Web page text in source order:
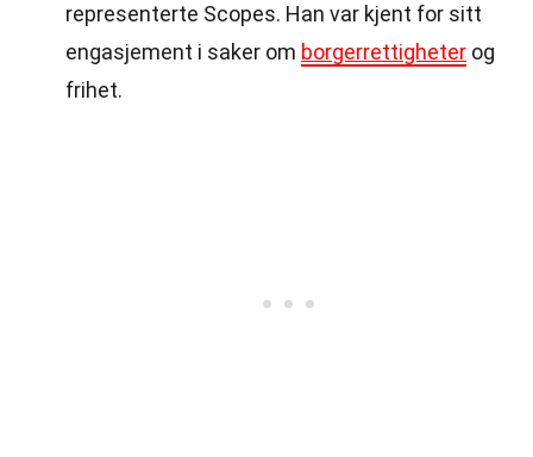
representerte Scopes. Han var kjent for sitt
engasjement i saker om borgerrettigheter og
frihet.